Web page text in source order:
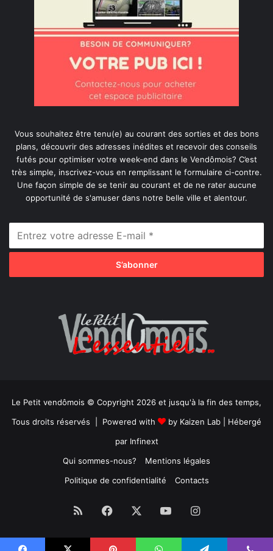
Vous souhaitez être tenu(e) au courant des sorties et des bons
plans, découvrir des adresses inédites et recevoir des conseils
futés pour optimiser votre week-end dans le Vendômois? C’est
très simple, inscrivez-vous en remplissant le formulaire ci-contre.
Une façon simple de se tenir au courant et de ne rater aucune
opportunité de s'amuser dans notre belle ville et alentour.
Le Petit vendômois © Copyright 2026 et jusqu'à la fin des temps,
Tous droits réservés | Powered with
by Kaizen Lab | Hébergé
par Infinext
Qui sommes-nous?
Mentions légales
Politique de confidentialité
Contacts
RSS Facebook YouTubeInstagram